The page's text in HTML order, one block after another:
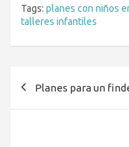
Tags: planes con niños
talleres infantiles
Planes para un